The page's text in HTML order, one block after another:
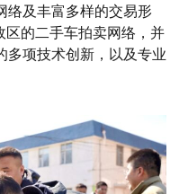
络及丰富多样的交易形
的二手车拍卖网络，并
多项技术创新，以及专业